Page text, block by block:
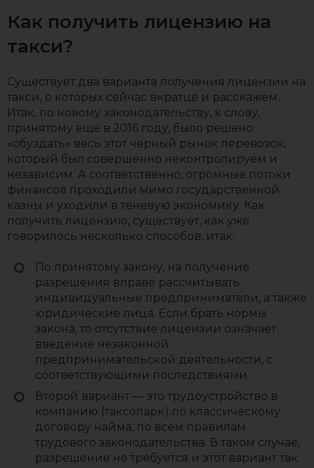
Как получить лицензию на
такси?
Существует два варианта получения лицензии на
такси, о которых сейчас вкратце и расскажем.
Итак, по новому законодательству, к слову,
принятому ещё в 2016 году, было решено
«обуздать» весь этот черный рынок перевозок,
который был совершенно неконтролируем и
независим. А соответственно, огромные потоки
финансов проходили мимо государственной
казны и уходили в теневую экономику. Как
получить лицензию, существует, как уже
говорилось несколько способов, итак:
По принятому закону, на получение
разрешения вправе рассчитывать
индивидуальные предприниматели, а также
юридические лица. Если брать нормы
закона, то отсутствие лицензии означает
введение незаконной
предпринимательской деятельности, с
соответствующими последствиями.
Второй вариант — это трудоустройство в
компанию (таксопарк) по классическому
договору найма, по всем правилам
трудового законодательства. В таком случае,
разрешение не требуется и этот вариант так